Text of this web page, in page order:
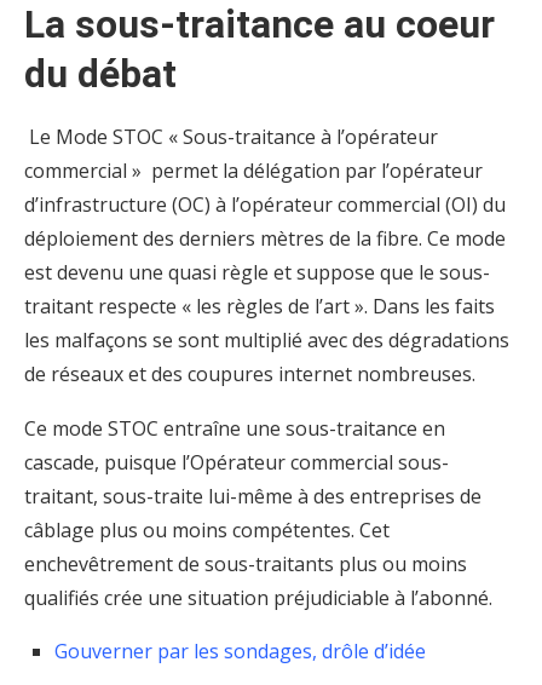
La sous-traitance au coeur
du débat
Le Mode STOC « Sous-traitance à l’opérateur
commercial » permet la délégation par l’opérateur
d’infrastructure (OC) à l’opérateur commercial (OI) du
déploiement des derniers mètres de la fibre. Ce mode
est devenu une quasi règle et suppose que le sous-
traitant respecte « les règles de l’art ». Dans les faits
les malfaçons se sont multiplié avec des dégradations
de réseaux et des coupures internet nombreuses.
Ce mode STOC entraîne une sous-traitance en
cascade, puisque l’Opérateur commercial sous-
traitant, sous-traite lui-même à des entreprises de
câblage plus ou moins compétentes. Cet
enchevêtrement de sous-traitants plus ou moins
qualifiés crée une situation préjudiciable à l’abonné.
Gouverner par les sondages, drôle d’idée